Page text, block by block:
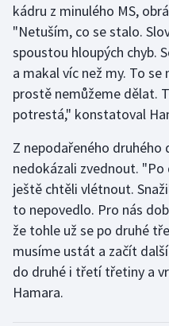
kádru z minulého MS,
"Netuším, co se stalo.
spoustou hloupých chyb.
a makal víc než my. To
prostě nemůžeme dělat.
potrestá," konstatoval
Z nepodařeného druhého
nedokázali zvednout.
ještě chtěli vlétnout.
to nepovedlo. Pro nás
že tohle už se po druhé
musíme ustát a začít
do druhé i třetí třetiny a
Hamara.